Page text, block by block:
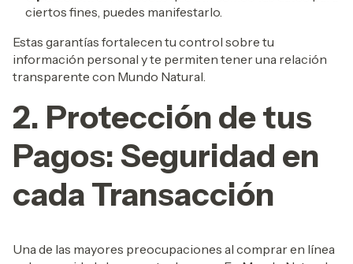
ciertos fines, puedes manifestarlo.
Estas garantías fortalecen tu control sobre tu
información personal y te permiten tener una relación
transparente con Mundo Natural.
2. Protección de tus
Pagos: Seguridad en
cada Transacción
Una de las mayores preocupaciones al comprar en línea